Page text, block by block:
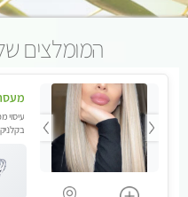
המומלצים
עיסוי